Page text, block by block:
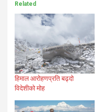
Related
हिमाल आरोहणप्रति बढ्दो
विदेशीको मोह